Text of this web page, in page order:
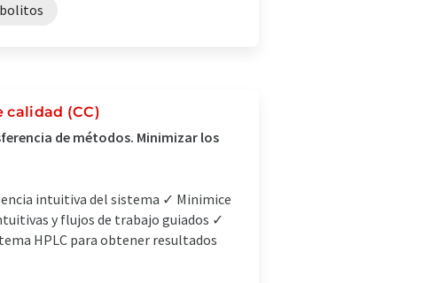
(CC)
de métodos. Minimizar los
intuitiva del sistema ✓ Minimice
y flujos de trabajo guiados ✓
HPLC para obtener resultados